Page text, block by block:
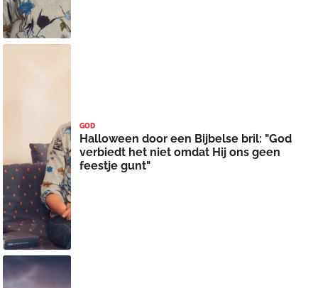
GOD
Halloween door een Bijbelse bril: "God
verbiedt het niet omdat Hij ons geen
feestje gunt"